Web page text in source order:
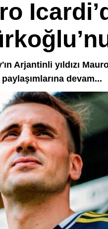
Arjantinli yıldızı
devam...